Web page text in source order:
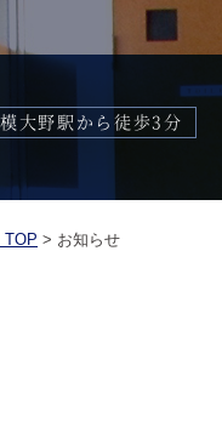
大野駅から徒歩3分
TOP > お知らせ